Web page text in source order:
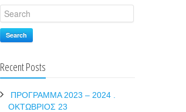
Search
Recent Posts
ΠΡΟΓΡΑΜΜΑ 2023 – 2024 .
ΟΚΤΩΒΡΙΟΣ 23